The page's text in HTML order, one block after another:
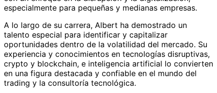
especialmente para pequeñas y medianas empresas.
A lo largo de su carrera, Albert ha demostrado un
talento especial para identificar y capitalizar
oportunidades dentro de la volatilidad del mercado. Su
experiencia y conocimientos en tecnologías disruptivas,
crypto y blockchain, e inteligencia artificial lo convierten
en una figura destacada y confiable en el mundo del
trading y la consultoría tecnológica.